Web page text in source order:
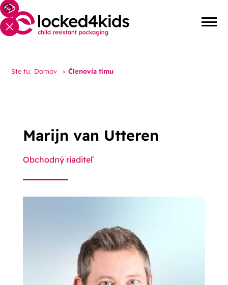
Ste tu: Domov > Členovia tímu
Marijn van Utteren
Obchodný riaditeľ